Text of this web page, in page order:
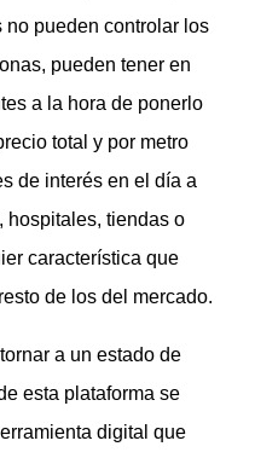
pueden controlar los
pueden tener en
a la hora de ponerlo
total y por metro
de interés en el día a
hospitales, tiendas o
característica que
de los del mercado.
a un estado de
esta plataforma se
digital que